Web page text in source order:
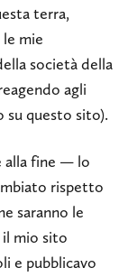
terra,
mie
società della
agli
questo sito).
alla fine — lo
rispetto
saranno le
il mio sito
e pubblicavo